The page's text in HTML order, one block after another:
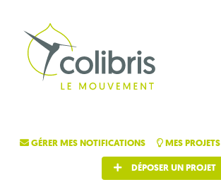
GÉRER MES NOTIFICATIONS
MES PROJETS
DÉPOSER UN PROJET